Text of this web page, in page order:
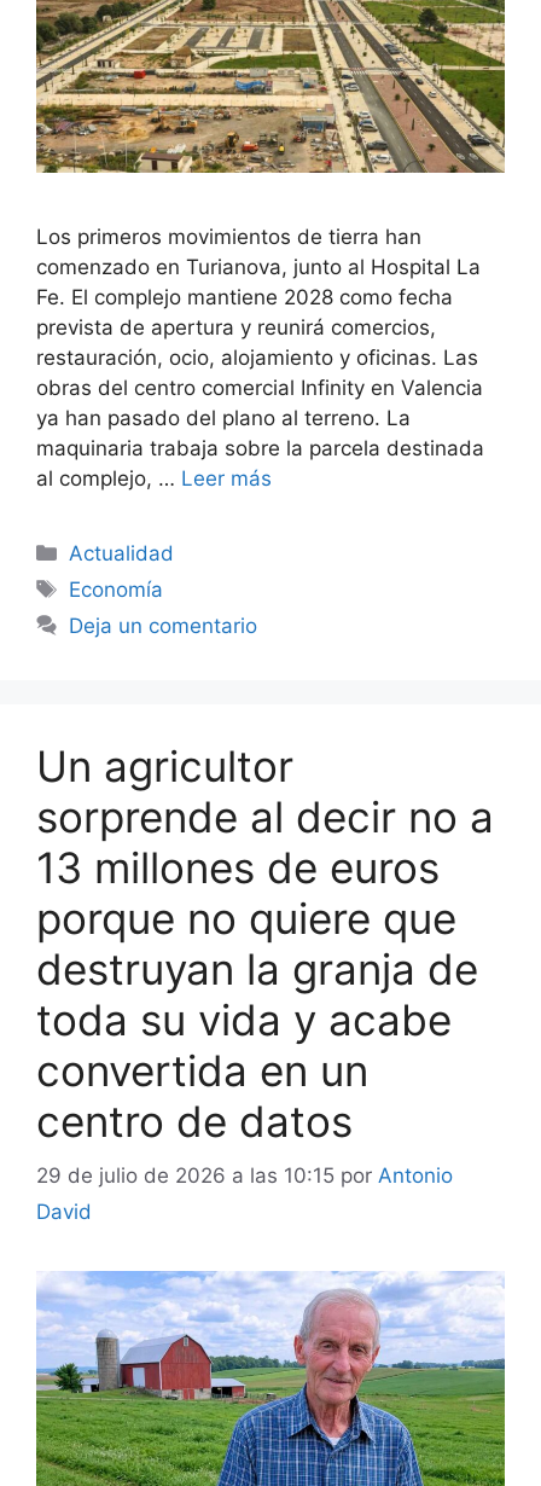
Los primeros movimientos de tierra han
comenzado en Turianova, junto al Hospital La
Fe. El complejo mantiene 2028 como fecha
prevista de apertura y reunirá comercios,
restauración, ocio, alojamiento y oficinas. Las
obras del centro comercial Infinity en Valencia
ya han pasado del plano al terreno. La
maquinaria trabaja sobre la parcela destinada
al complejo, … Leer más
Categorías
Actualidad
Etiquetas
Economía
Deja un comentario
Un agricultor
sorprende al decir no a
13 millones de euros
porque no quiere que
destruyan la granja de
toda su vida y acabe
convertida en un
centro de datos
29 de julio de 2026 a las 10:15 por Antonio
David